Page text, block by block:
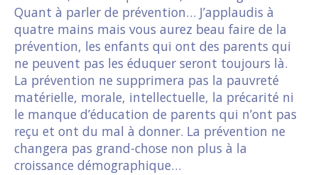
Quant à parler de prévention… J’applaudis à
quatre mains mais vous aurez beau faire de la
prévention, les enfants qui ont des parents qui
ne peuvent pas les éduquer seront toujours là.
La prévention ne supprimera pas la pauvreté
matérielle, morale, intellectuelle, la précarité ni
le manque d’éducation de parents qui n’ont pas
reçu et ont du mal à donner. La prévention ne
changera pas grand-chose non plus à la
croissance démographique…